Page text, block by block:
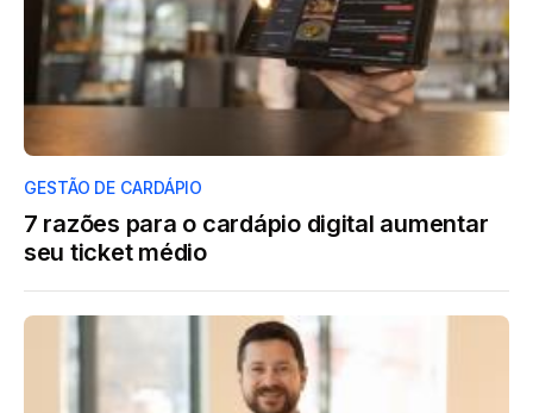
GESTÃO DE CARDÁPIO
7 razões para o cardápio digital aumentar
seu ticket médio